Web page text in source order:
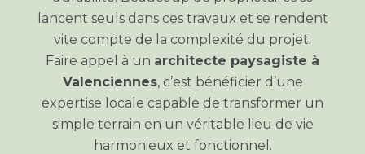
lancent seuls dans ces travaux et se rendent
vite compte de la complexité du projet.
Faire appel à un architecte paysagiste à
Valenciennes, c’est bénéficier d’une
expertise locale capable de transformer un
simple terrain en un véritable lieu de vie
harmonieux et fonctionnel.